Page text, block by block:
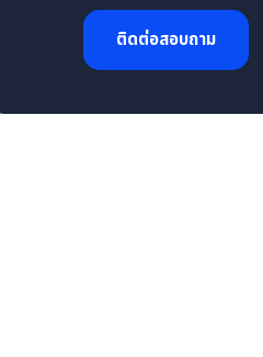
ติดต่อสอบถาม